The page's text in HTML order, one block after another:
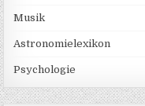
Musik
Astronomielexikon
Psychologie